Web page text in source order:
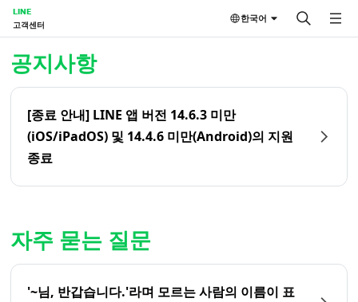
LINE
고객센터
한국어
공지사항
[종료 안내] LINE 앱 버전 14.6.3 미만
(iOS/iPadOS) 및 14.4.6 미만(Android)의 지원
종료
자주 묻는 질문
'~님, 반갑습니다.'라며 모르는 사람의 이름이 표